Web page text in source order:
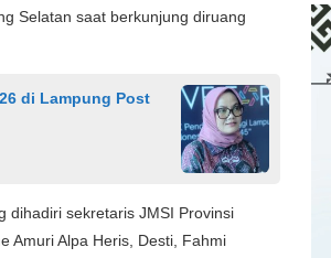
Selatan saat berkunjung diruang
di Lampung Post
dihadiri sekretaris JMSI Provinsi
Amuri Alpa Heris, Desti, Fahmi